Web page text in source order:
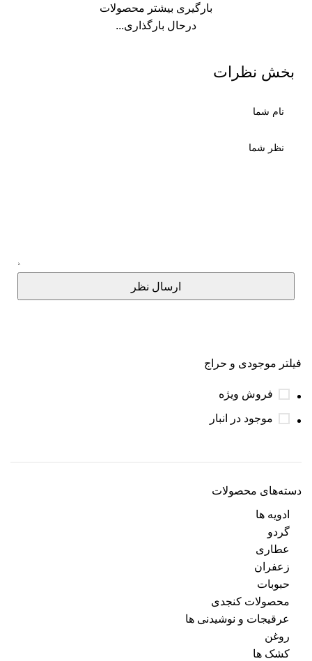
فیلتر موجودی و حراج
فروش ویژه
موجود در انبار
دسته‌های محصولات
ادویه ها
گردو
عطاری
زعفران
حبوبات
محصولات کنجدی
عرقیجات و نوشیدنی ها
روغن
کشک ها
بارگیری بیشتر محصولات
درحال بارگذاری...
بخش نظرات
ارسال نظر